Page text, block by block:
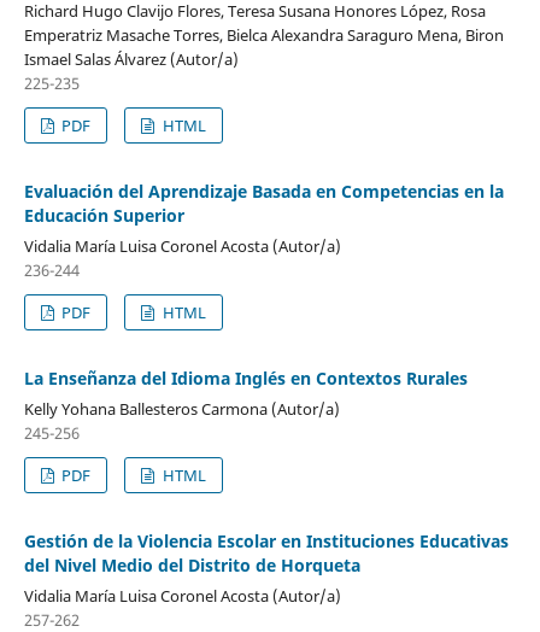
Richard Hugo Clavijo Flores, Teresa Susana Honores López, Rosa
Emperatriz Masache Torres, Bielca Alexandra Saraguro Mena, Biron
Ismael Salas Álvarez (Autor/a)
225-235
PDF
HTML
Evaluación del Aprendizaje Basada en Competencias en la
Educación Superior
Vidalia María Luisa Coronel Acosta (Autor/a)
236-244
PDF
HTML
La Enseñanza del Idioma Inglés en Contextos Rurales
Kelly Yohana Ballesteros Carmona (Autor/a)
245-256
PDF
HTML
Gestión de la Violencia Escolar en Instituciones Educativas
del Nivel Medio del Distrito de Horqueta
Vidalia María Luisa Coronel Acosta (Autor/a)
257-262